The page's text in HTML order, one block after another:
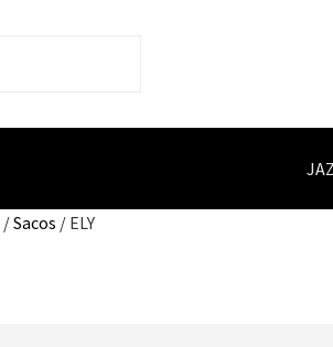
/Sacos / ELY